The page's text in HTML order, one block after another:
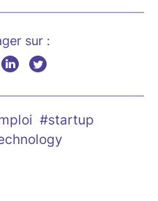
sur :
#startup